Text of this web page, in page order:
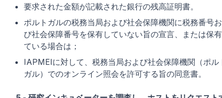
要求された金額が記載された銀行の残高証明書。
ポルトガルの税務当局および社会保障機関に税務番号
び社会保障番号を保有していない旨の宣言、または保
ている場合は；
IAPMEIに対して、税務当局および社会保障機関（ポル
ガル）でのオンライン照会を許可する旨の同意書。